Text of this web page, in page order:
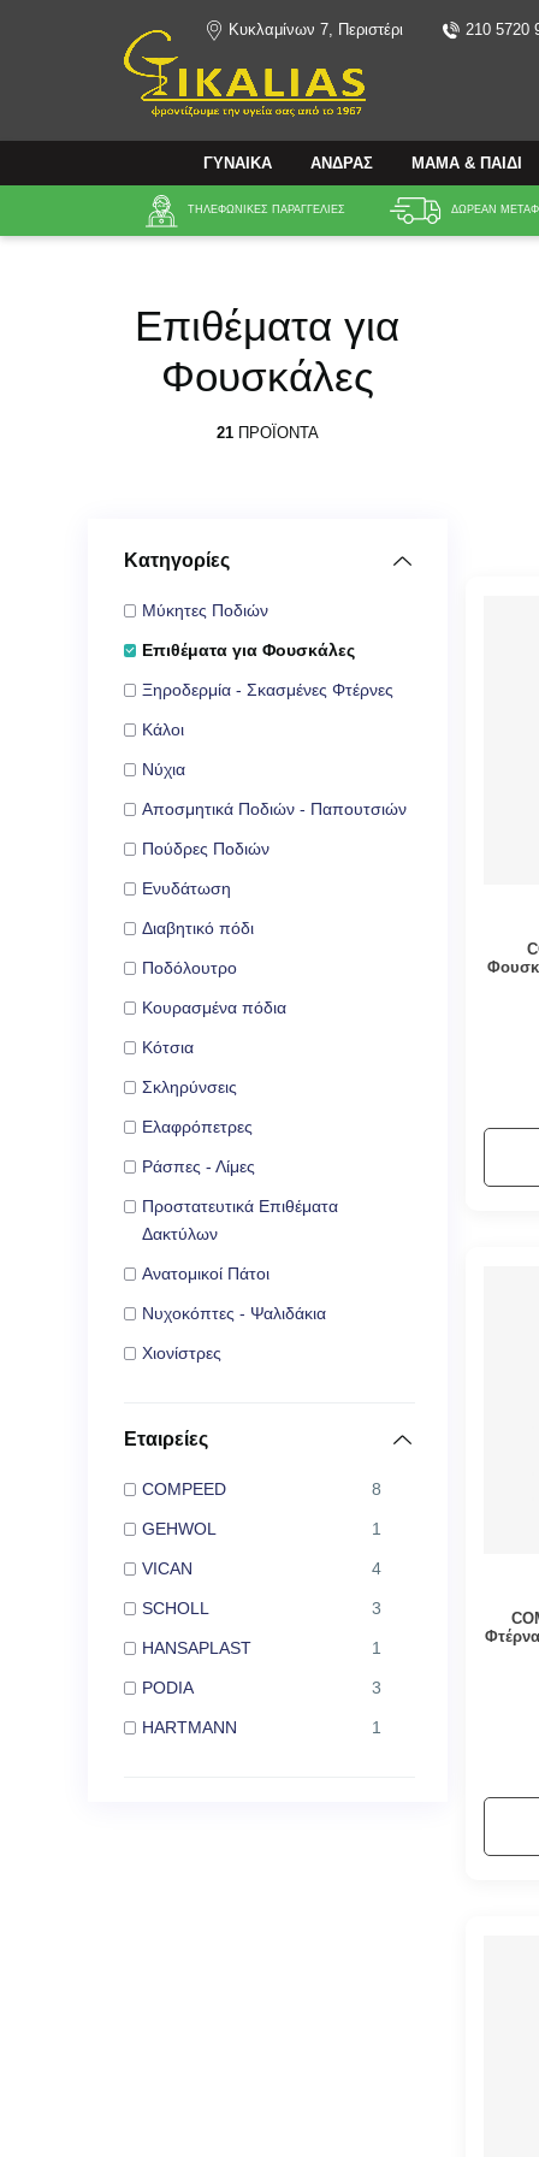
Κυκλαμίνων 7, Περιστέρι 210 5720
ΓΥΝΑΙΚΑ ΑΝΔΡΑΣ ΜΑΜΑ & ΠΑΙΔΙ
ΤΗΛΕΦΩΝΙΚΕΣ ΠΑΡΑΓΓΕΛΙΕΣ ΔΩΡΕΑΝ
Αναζήτηση
Επιθέματα για
Φουσκάλες
21ΠΡΟΪΌΝΤΑ
Κατηγορίες
Μύκητες Ποδιών
Επιθέματα για Φουσκάλες
Ξηροδερμία - Σκασμένες Φτέρνες
Κάλοι
Νύχια
Αποσμητικά Ποδιών - Παπουτσιών
Πούδρες Ποδιών
Ενυδάτωση
Διαβητικό πόδι
Ποδόλουτρο
Κουρασμένα πόδια
Κότσια
Σκληρύνσεις
Ελαφρόπετρες
Ράσπες - Λίμες
Προστατευτικά Επιθέματα
Δακτύλων
Ανατομικοί Πάτοι
Νυχοκόπτες - Ψαλιδάκια
Χιονίστρες
Εταιρείες
COMPEED 8
GEHWOL 1
VICAN 4
SCHOLL 3
HANSAPLAST 1
PODIA 3
HARTMANN 1